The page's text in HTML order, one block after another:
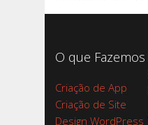
O que Fazemos
Criação de App
Criação de Site
Design WordPress